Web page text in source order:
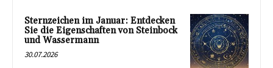
Sternzeichen im Januar: Entdecken
Sie die Eigenschaften von Steinbock
und Wassermann
30.07.2026